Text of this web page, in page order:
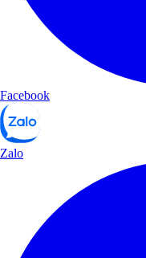
Facebook
Zalo